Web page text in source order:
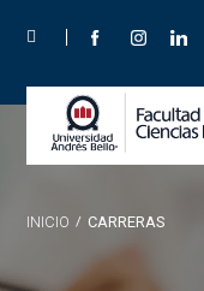
INICIO / CARRERAS